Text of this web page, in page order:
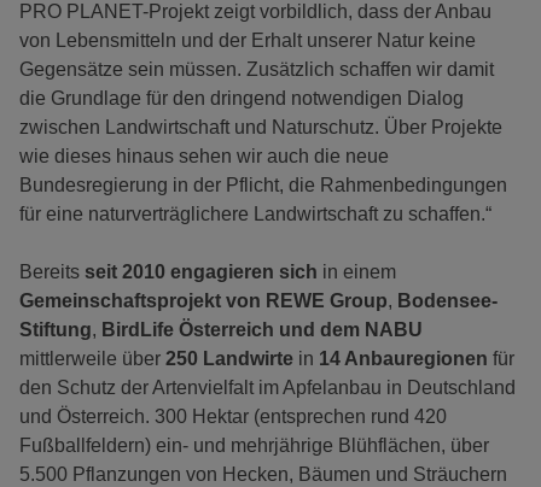
PRO PLANET-Projekt zeigt vorbildlich, dass der Anbau
von Lebensmitteln und der Erhalt unserer Natur keine
Gegensätze sein müssen. Zusätzlich schaffen wir damit
die Grundlage für den dringend notwendigen Dialog
zwischen Landwirtschaft und Naturschutz. Über Projekte
wie dieses hinaus sehen wir auch die neue
Bundesregierung in der Pflicht, die Rahmenbedingungen
für eine naturverträglichere Landwirtschaft zu schaffen.“
Bereits seit 2010 engagieren sich in einem
Gemeinschaftsprojekt von REWE Group, Bodensee-
Stiftung, BirdLife Österreich und dem NABU
mittlerweile über 250 Landwirte in 14 Anbauregionen für
den Schutz der Artenvielfalt im Apfelanbau in Deutschland
und Österreich. 300 Hektar (entsprechen rund 420
Fußballfeldern) ein- und mehrjährige Blühflächen, über
5.500 Pflanzungen von Hecken, Bäumen und Sträuchern